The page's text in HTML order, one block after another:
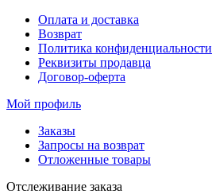
Оплата и доставка
Возврат
Политика конфиденциальности
Реквизиты продавца
Договор-оферта
Мой профиль
Заказы
Запросы на возврат
Отложенные товары
Отслеживание заказа